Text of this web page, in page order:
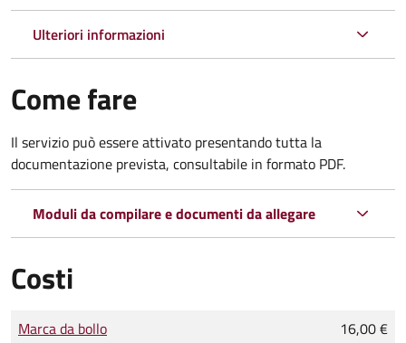
Ulteriori informazioni
Come fare
Il servizio può essere attivato presentando tutta la
documentazione prevista, consultabile in formato PDF.
Moduli da compilare e documenti da allegare
Costi
Tipo di pagamento
Importo
Marca da bollo 16,00 €